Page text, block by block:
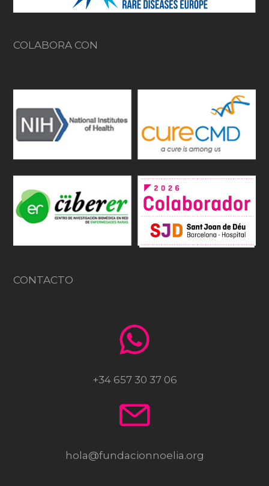
COLABORA CON
CONTACTO
+34 657 30 37 06
hola@fundacionnoelia.org